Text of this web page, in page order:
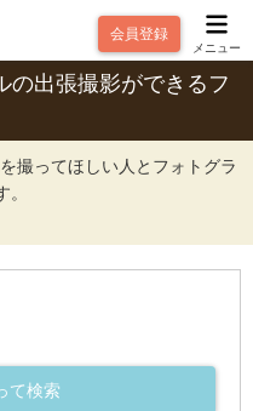
会員登録
メニュー
の出張撮影ができるフ
撮ってほしい人とフォトグラ
て検索